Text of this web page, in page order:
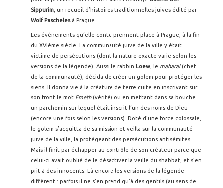
Sippurim , un recueil d’histoires traditionnelles juives édité par
Wolf Paschelesà Prague.
Les évènements qu’elle conte prennent place à Prague, à la fin
du XVIème siècle. La communauté juive de la ville y était
victime de persécutions (dont la nature exacte varie selon les
versions de la légende). Aussi le rabbin Loew , le maharal(chef
de la communauté), décida de créer un golem pour protéger les
siens. Il donna vie à la créature de terre cuite en inscrivant sur
son front le mot Emeth(vérité) ou en mettant dans sa bouche
un parchemin sur lequel était inscrit l’un des noms de Dieu
(encore une fois selon les versions). Doté d’une force colossale,
le golem s’acquitta de sa mission et veilla sur la communauté
juive de la ville, la protégeant des persécutions antisémites.
Mais il finit par échapper au contrôle de son créateur parce que
celui-ci avait oublié de le désactiver la veille du shabbat, et s’en
prit à des innocents. Là encore les versions de la légende
diffèrent : parfois il ne s’en prend qu’à des gentils (au sens de